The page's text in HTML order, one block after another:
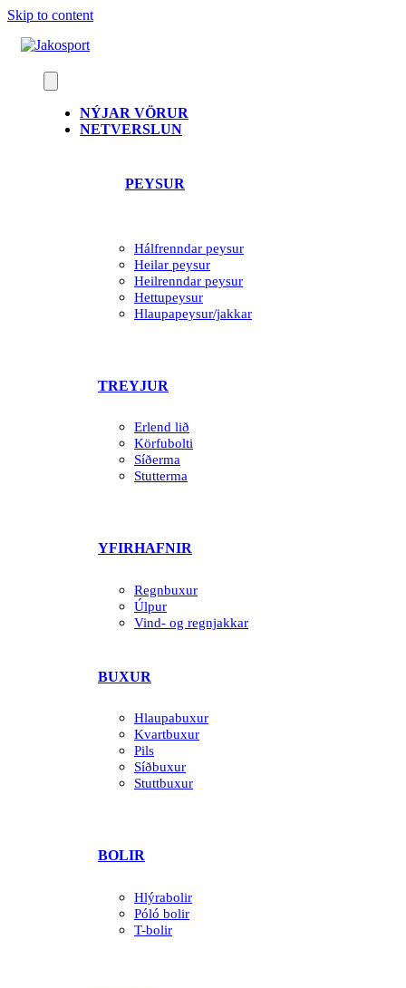
Skip to content
NÝJAR VÖRUR
NETVERSLUN
PEYSUR
Hálfrenndar peysur
Heilar peysur
Heilrenndar peysur
Hettupeysur
Hlaupapeysur/jakkar
TREYJUR
Erlend lið
Körfubolti
Síðerma
Stutterma
YFIRHAFNIR
Regnbuxur
Úlpur
Vind- og regnjakkar
BUXUR
Hlaupabuxur
Kvartbuxur
Pils
Síðbuxur
Stuttbuxur
BOLIR
Hlýrabolir
Póló bolir
T-bolir